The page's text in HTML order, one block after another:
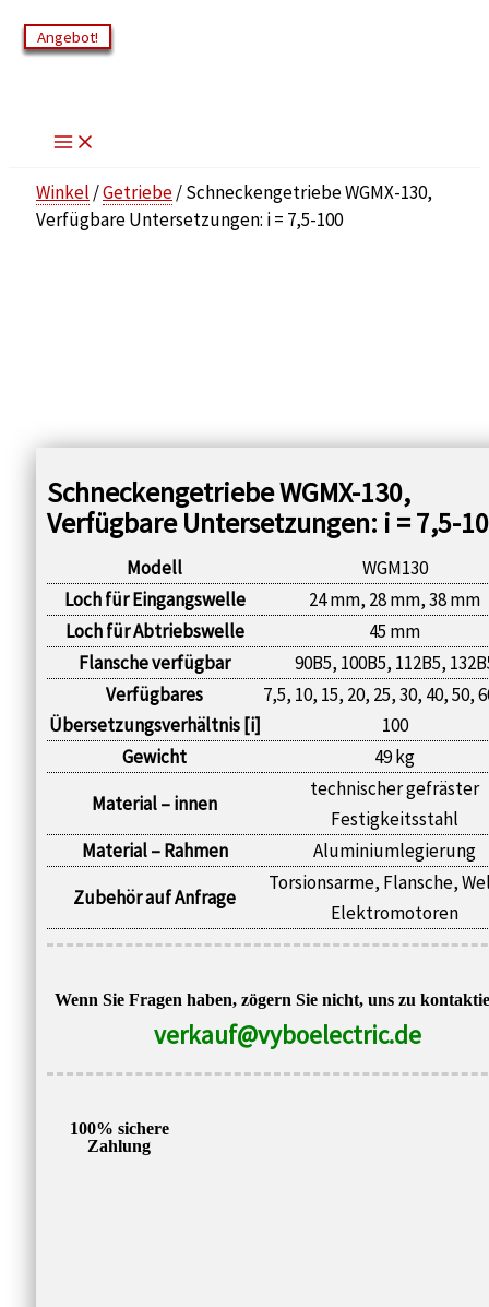
Zum
Inhalt
Winkel /Getriebe/ Schneckengetriebe WGMX-130,
Verfügbare Untersetzungen: i = 7,5-100
Schneckengetriebe WGMX-130,
Verfügbare Untersetzungen: i = 7,5-
Modell
WGM130
Loch für Eingangswelle
24 mm, 28 mm, 38 mm
Loch für Abtriebswelle
45 mm
Flansche verfügbar
90B5, 100B5, 112B5,
Verfügbares
Übersetzungsverhältnis [i]
7,5, 10, 15, 20, 25, 30, 40, 50,
100
Gewicht
49 kg
Material – innen
technischer gefräster
Festigkeitsstahl
Material – Rahmen
Aluminiumlegierung
Zubehör auf Anfrage
Torsionsarme, Flansche,
Elektromotoren
Wenn Sie Fragen haben, zögern Sie nicht, uns zu
verkauf@vyboelectric.de
100% sichere
Zahlung
Angebot!
Angebot!
Angebot!
Angebot!
Angebot!
Angebot!